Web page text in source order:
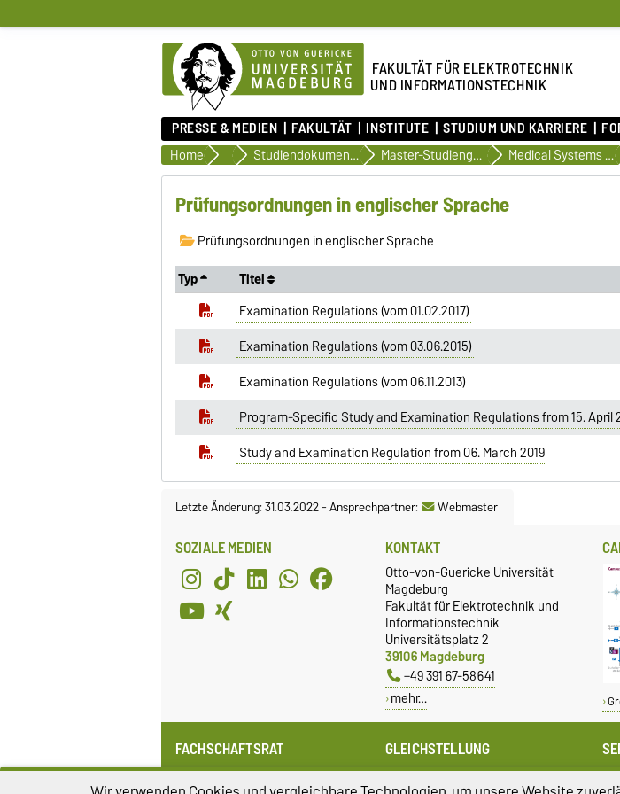
FAKULTÄT FÜR ELEKTROTECHNIK
UND INFORMATIONSTECHNIK
PRESSE & MEDIEN FAKULTÄT INSTITUTE STUDIUM UND KARRIERE
Home Organisation des Studiums
Studiendokumente Master-Studiengänge Medical Systems Engineering (englischsprachig)
Prüfungsordnungen in englischer Sprache
Prüfungsordnungen in englischer Sprache
Typ
Titel
Examination Regulations (vom 01.02.2017)
Examination Regulations (vom 03.06.2015)
Examination Regulations (vom 06.11.2013)
Program-Specific Study and Examination Regulations from 15. April
Study and Examination Regulation from 06. March 2019
Letzte Änderung: 31.03.2022-Ansprechpartner: Webmaster
SOZIALE MEDIEN KONTAKT
Otto-von-Guericke Universität
Magdeburg
Fakultät für Elektrotechnik und
Informationstechnik
Universitätsplatz 2
39106 Magdeburg
+49 391 67-58641
mehr…
FACHSCHAFTSRAT
Webseite
GLEICHSTELLUNG
Gleichstellungsbeauftragte